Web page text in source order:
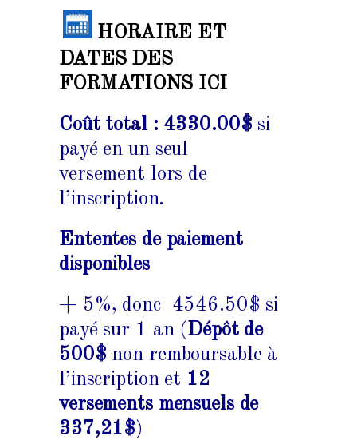
HORAIRE ET
DATES DES
FORMATIONS ICI
Coût total : 4330.00$ si
payé en un seul
versement lors de
l’inscription.
Ententes de paiement
disponibles
+ 5%, donc 4546.50$ si
payé sur 1 an (Dépôt de
500$ non remboursable à
l’inscription et 12
versements mensuels de
337,21$)